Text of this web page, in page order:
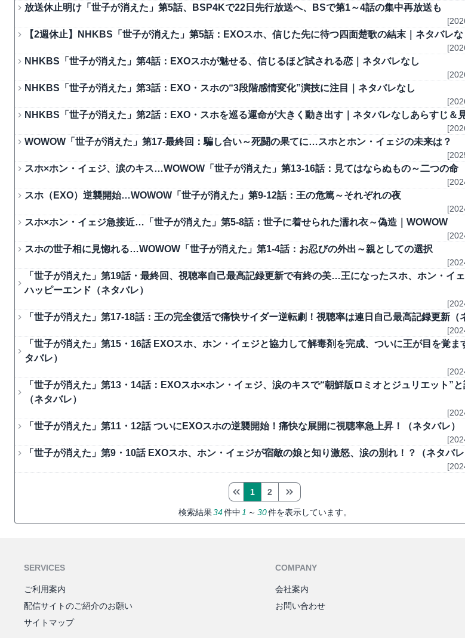
放送休止明け「世子が消えた」第5話、BSP4Kで22日先行放送へ、BSで第1～4話の集中再放送も
【2週休止】NHKBS「世子が消えた」第5話：EXOスホ、信じた先に待つ四面楚歌の結末｜ネタバレな
NHKBS「世子が消えた」第4話：EXOスホが魅せる、信じるほど試される恋｜ネタバレなし
NHKBS「世子が消えた」第3話：EXO・スホの“3段階感情変化”演技に注目｜ネタバレなし
NHKBS「世子が消えた」第2話：EXO・スホを巡る運命が大きく動き出す｜ネタバレなしあらすじ＆
WOWOW「世子が消えた」第17-最終回：騙し合い～死闘の果てに…スホとホン・イェジの未来は？
スホ×ホン・イェジ、涙のキス…WOWOW「世子が消えた」第13-16話：見てはならぬもの～二つの命
スホ（EXO）逆襲開始…WOWOW「世子が消えた」第9-12話：王の危篤～それぞれの夜
スホ×ホン・イェジ急接近…「世子が消えた」第5-8話：世子に着せられた濡れ衣～偽造｜WOWOW
スホの世子相に見惚れる…WOWOW「世子が消えた」第1-4話：お忍びの外出～親としての選択
「世子が消えた」第19話・最終回、視聴率自己最高記録更新で有終の美…王になったスホ、ホン・イ
ハッピーエンド（ネタバレ）
「世子が消えた」第17-18話：王の完全復活で痛快サイダー逆転劇！視聴率は連日自己最高記録更新（
「世子が消えた」第15・16話 EXOスホ、ホン・イェジと協力して解毒剤を完成、ついに王が目を覚ま
タバレ）
「世子が消えた」第13・14話：EXOスホ×ホン・イェジ、涙のキスで“朝鮮版ロミオとジュリエット”と
（ネタバレ）
「世子が消えた」第11・12話 ついにEXOスホの逆襲開始！痛快な展開に視聴率急上昇！（ネタバレ）
「世子が消えた」第9・10話 EXOスホ、ホン・イェジが宿敵の娘と知り激怒、涙の別れ！？（ネタバレ
検索結果34件中 1 ～ 30件を表示しています。
1 2
SERVICES
ご利用案内
配信サイトのご紹介のお願い
サイトマップ
COMPANY
会社案内
お問い合わせ